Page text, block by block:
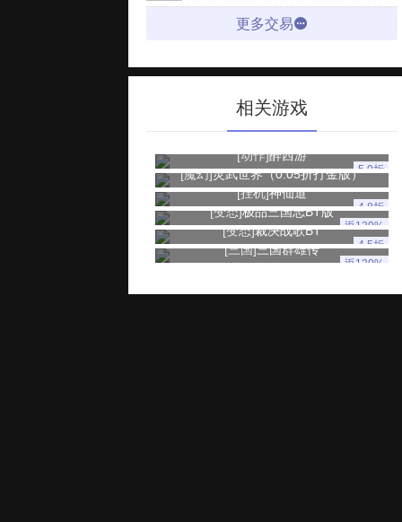
更多交易
相关游戏
[动作]醉西游
5.0折
[魔幻]灵武世界（0.05折打金版）
[挂机]神仙道
4.8折
[变态]极品三国志BT版
返120%
[变态]裁决战歌BT
4.5折
[三国]三国群雄传
返120%